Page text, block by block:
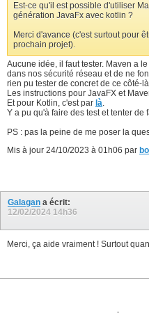
Est-ce qu'il est possible d'utiliser
génération JavaFx avec kotlin ?
Merci d'avance (c'est surtout pour
prochain projet).
Aucune idée, il faut tester. Maven a
dans nos sécurité réseau et de ne
rien pu tester de concret de ce côté-
Les instructions pour JavaFX et
Et pour Kotlin, c'est par là.
Y a pu qu'à faire des test et tenter de
PS : pas la peine de me poser la
Mis à jour 24/10/2023 à 01h06 par
Galagan a écrit:
12/02/2024 14h36
Merci, ça aide vraiment ! Surtout